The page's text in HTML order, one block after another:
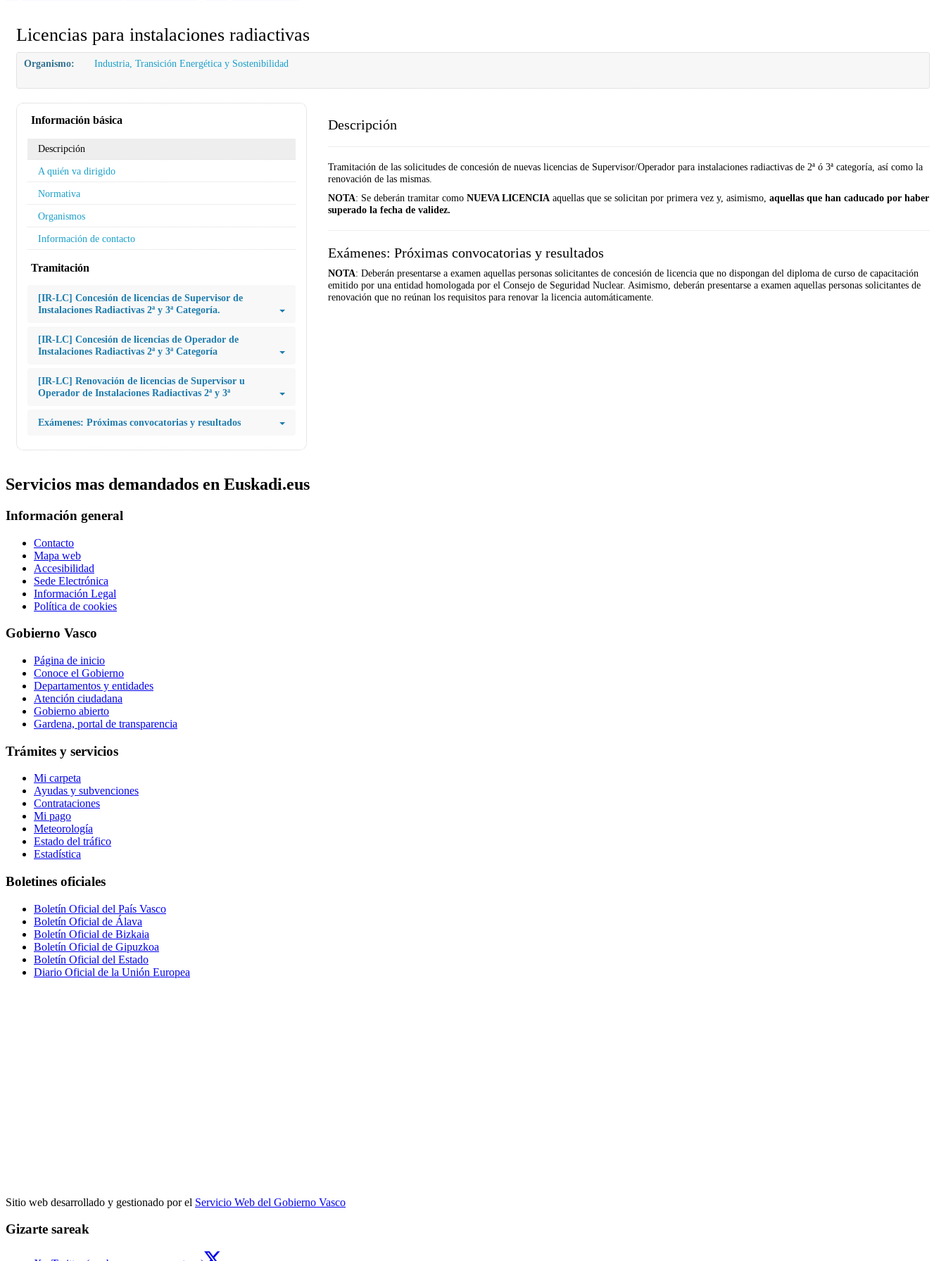
Licencias para instalaciones radiactivas
Organismo: Industria, Transición Energética y Sostenibilidad
Información básica
Descripción
A quién va dirigido
Normativa
Organismos
Información de contacto
Tramitación
[IR-LC] Concesión de licencias de Supervisor de
Instalaciones Radiactivas 2ª y 3ª Categoría.
[IR-LC] Concesión de licencias de Operador de
Instalaciones Radiactivas 2ª y 3ª Categoría
[IR-LC] Renovación de licencias de Supervisor u
Operador de Instalaciones Radiactivas 2ª y 3ª
Exámenes: Próximas convocatorias y resultados
Descripción
Tramitación de las solicitudes de concesión de nuevas licencias de Supervisor/Operador para instalaciones radiactivas de 2ª ó 3ª categoría, así como la
renovación de las mismas.
NOTA: Se deberán tramitar como NUEVA LICENCIA aquellas que se solicitan por primera vez y, asimismo, aquellas que han caducado por haber
superado la fecha de validez.
Exámenes: Próximas convocatorias y resultados
NOTA: Deberán presentarse a examen aquellas personas solicitantes de concesión de licencia que no dispongan del diploma de curso de capacitación
emitido por una entidad homologada por el Consejo de Seguridad Nuclear. Asimismo, deberán presentarse a examen aquellas personas solicitantes de
renovación que no reúnan los requisitos para renovar la licencia automáticamente.
Servicios mas demandados en Euskadi.eus
Información general
Contacto
Mapa web
Accesibilidad
Sede Electrónica
Información Legal
Política de cookies
Gobierno Vasco
Página de inicio
Conoce el Gobierno
Departamentos y entidades
Atención ciudadana
Gobierno abierto
Gardena, portal de transparencia
Trámites y servicios
Mi carpeta
Ayudas y subvenciones
Contrataciones
Mi pago
Meteorología
Estado del tráfico
Estadística
Boletines oficiales
Boletín Oficial del País Vasco
Boletín Oficial de Álava
Boletín Oficial de Bizkaia
Boletín Oficial de Gipuzkoa
Boletín Oficial del Estado
Diario Oficial de la Unión Europea
Sitio web desarrollado y gestionado por el Servicio Web del Gobierno Vasco
Gizarte sareak